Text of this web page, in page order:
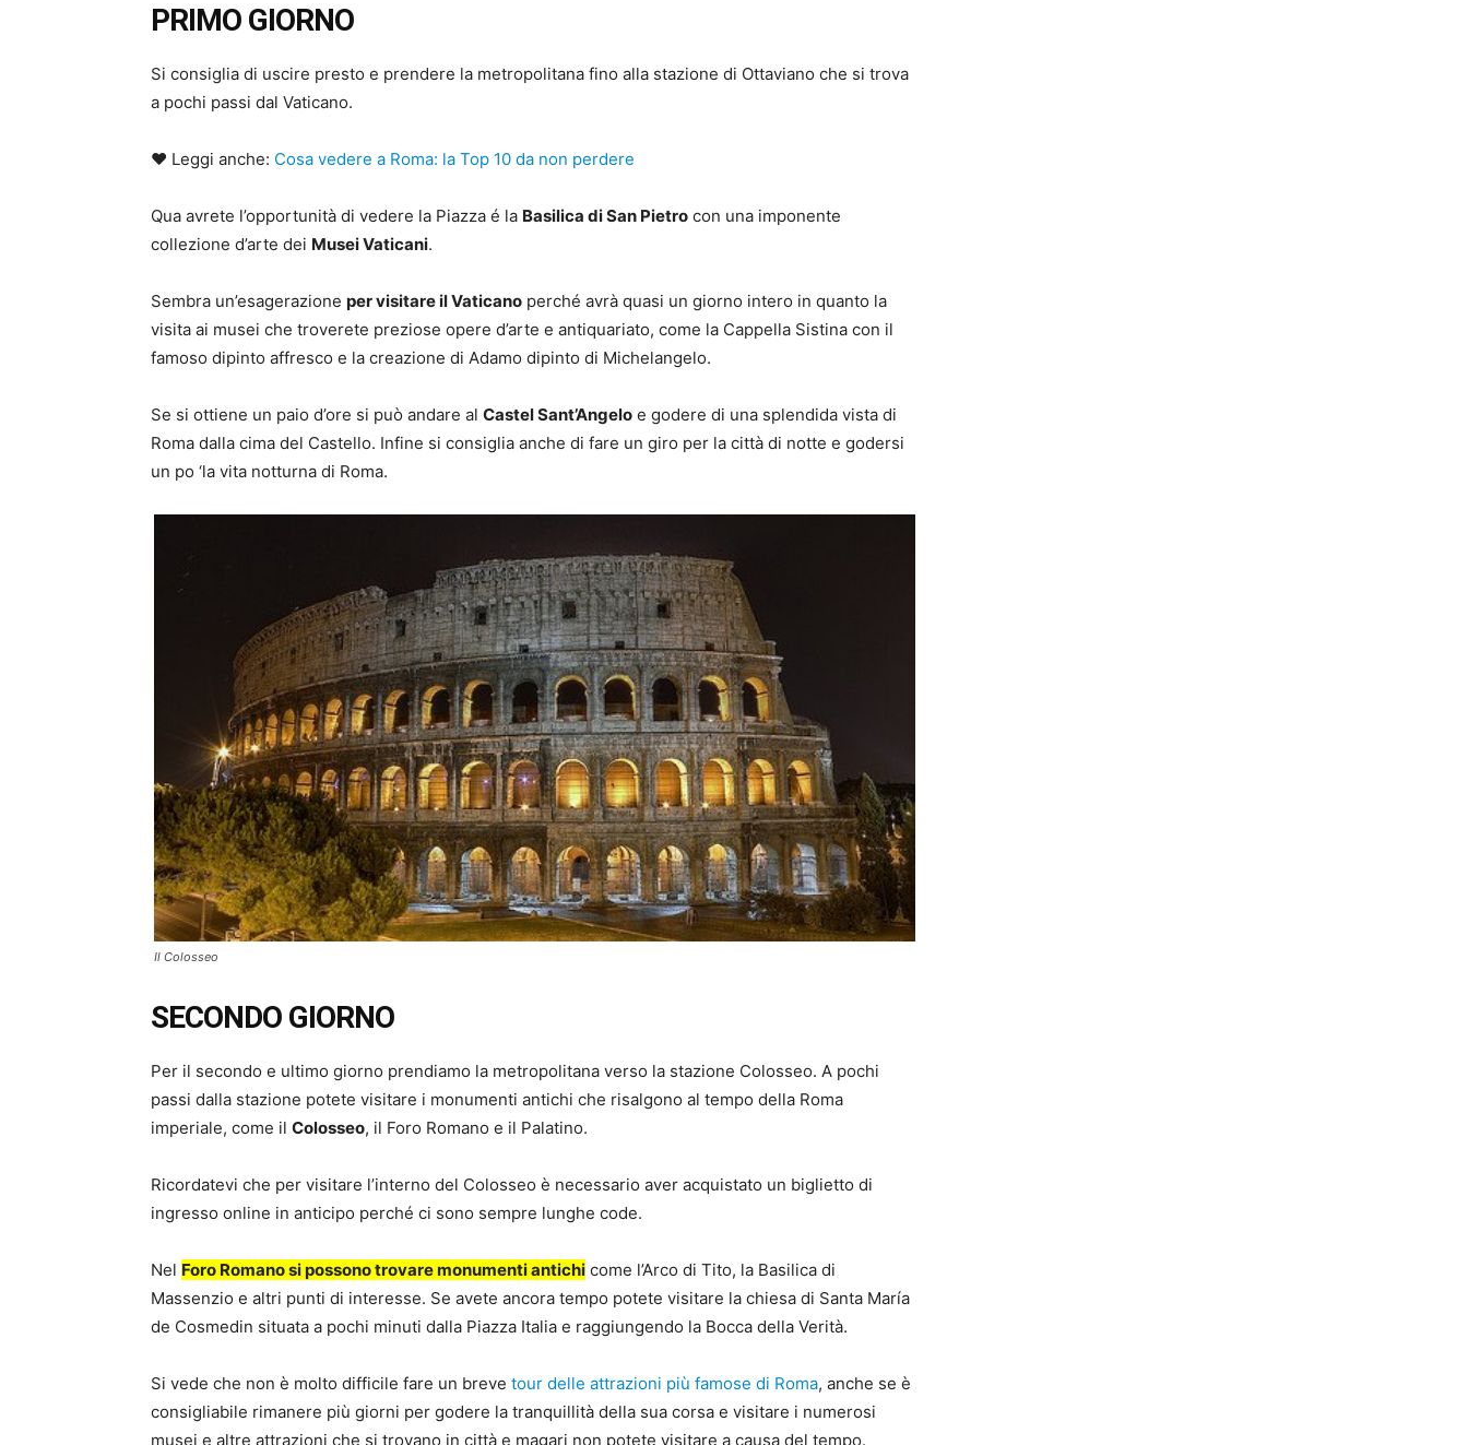
PRIMO GIORNO
Si consiglia di uscire presto e prendere la metropolitana fino alla stazione di Ottaviano che si trova
a pochi passi dal Vaticano.
♥ Leggi anche: Cosa vedere a Roma: la Top 10 da non perdere
Qua avrete l’opportunità di vedere la Piazza é la Basilica di San Pietro con una imponente
collezione d’arte dei Musei Vaticani.
Sembra un’esagerazione per visitare il Vaticano perché avrà quasi un giorno intero in quanto la
visita ai musei che troverete preziose opere d’arte e antiquariato, come la Cappella Sistina con il
famoso dipinto affresco e la creazione di Adamo dipinto di Michelangelo.
Se si ottiene un paio d’ore si può andare al Castel Sant’Angelo e godere di una splendida vista di
Roma dalla cima del Castello. Infine si consiglia anche di fare un giro per la città di notte e godersi
un po ‘la vita notturna di Roma.
Il Colosseo
SECONDO GIORNO
Per il secondo e ultimo giorno prendiamo la metropolitana verso la stazione Colosseo. A pochi
passi dalla stazione potete visitare i monumenti antichi che risalgono al tempo della Roma
imperiale, come il Colosseo, il Foro Romano e il Palatino.
Ricordatevi che per visitare l’interno del Colosseo è necessario aver acquistato un biglietto di
ingresso online in anticipo perché ci sono sempre lunghe code.
Nel Foro Romano si possono trovare monumenti antichi come l’Arco di Tito, la Basilica di
Massenzio e altri punti di interesse. Se avete ancora tempo potete visitare la chiesa di Santa María
de Cosmedin situata a pochi minuti dalla Piazza Italia e raggiungendo la Bocca della Verità.
Si vede che non è molto difficile fare un breve tour delle attrazioni più famose di Roma, anche se è
consigliabile rimanere più giorni per godere la tranquillità della sua corsa e visitare i numerosi
musei e altre attrazioni che si trovano in città e magari non potete visitare a causa del tempo.